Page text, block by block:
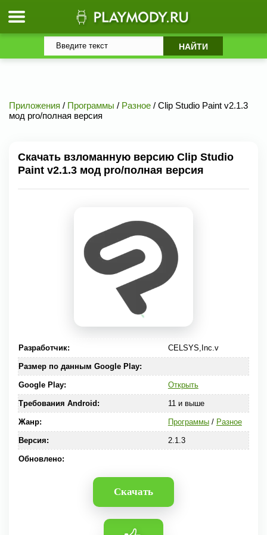
Приложения / Программы / Разное / Clip Studio Paint v2.1.3
мод pro/полная версия
Скачать взломанную версию Clip Studio
Paint v2.1.3 мод pro/полная версия
Разработчик: CELSYS,Inc.v
Размер по данным Google Play:
Google Play: Открыть
Требования Android: 11 и выше
Жанр: Программы/ Разное
Версия: 2.1.3
Обновлено:
Скачать